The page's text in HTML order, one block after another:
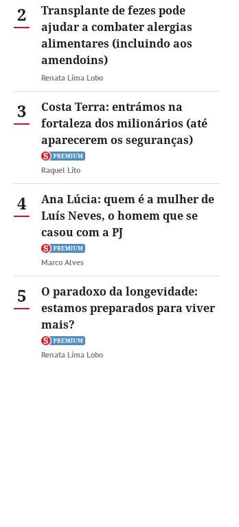
2
Transplante de fezes pode
ajudar a combater alergias
alimentares (incluindo aos
amendoins)
Renata Lima Lobo
3
Costa Terra: entrámos na
fortaleza dos milionários (até
aparecerem os seguranças)
Raquel Lito
4
Ana Lúcia: quem é a mulher de
Luís Neves, o homem que se
casou com a PJ
Marco Alves
5
O paradoxo da longevidade:
estamos preparados para viver
mais?
Renata Lima Lobo